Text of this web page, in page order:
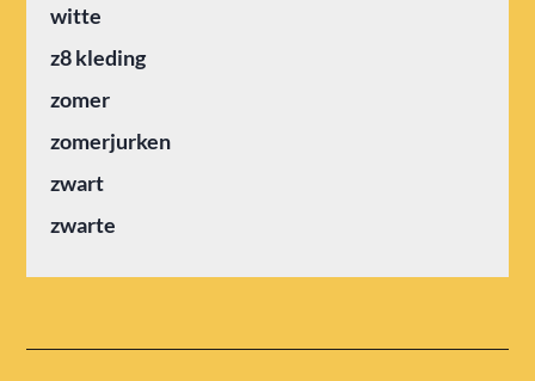
witte
z8 kleding
zomer
zomerjurken
zwart
zwarte